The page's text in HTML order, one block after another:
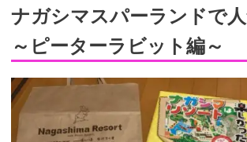
ナガシマスパーランドで
～ピーターラビット編～